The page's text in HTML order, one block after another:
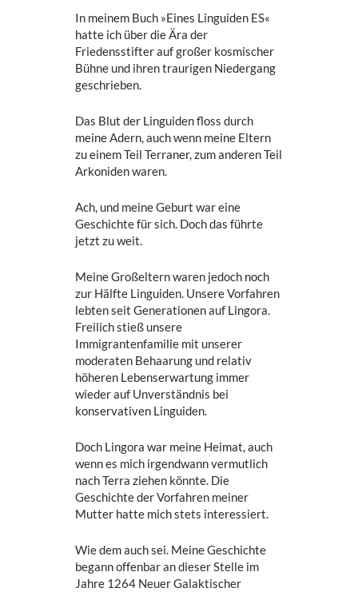
In meinem Buch »Eines Linguiden ES«
hatte ich über die Ära der
Friedensstifter auf großer kosmischer
Bühne und ihren traurigen Niedergang
geschrieben.
Das Blut der Linguiden floss durch
meine Adern, auch wenn meine Eltern
zu einem Teil Terraner, zum anderen Teil
Arkoniden waren.
Ach, und meine Geburt war eine
Geschichte für sich. Doch das führte
jetzt zu weit.
Meine Großeltern waren jedoch noch
zur Hälfte Linguiden. Unsere Vorfahren
lebten seit Generationen auf Lingora.
Freilich stieß unsere
Immigrantenfamilie mit unserer
moderaten Behaarung und relativ
höheren Lebenserwartung immer
wieder auf Unverständnis bei
konservativen Linguiden.
Doch Lingora war meine Heimat, auch
wenn es mich irgendwann vermutlich
nach Terra ziehen könnte. Die
Geschichte der Vorfahren meiner
Mutter hatte mich stets interessiert.
Wie dem auch sei. Meine Geschichte
begann offenbar an dieser Stelle im
Jahre 1264 Neuer Galaktischer